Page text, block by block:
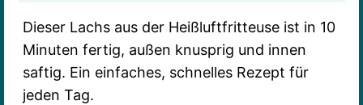
Dieser Lachs aus der Heißluftfritteuse ist in 10
Minuten fertig, außen knusprig und innen
saftig. Ein einfaches, schnelles Rezept für
jeden Tag.